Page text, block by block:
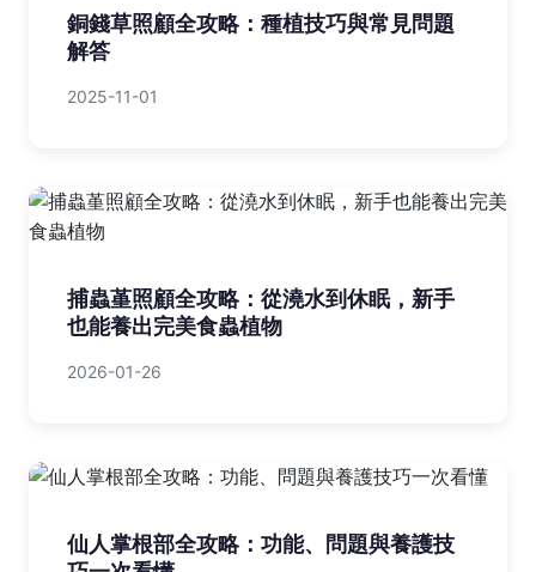
銅錢草照顧全攻略：種植技巧與常見問題
解答
2025-11-01
捕蟲堇照顧全攻略：從澆水到休眠，新手
也能養出完美食蟲植物
2026-01-26
仙人掌根部全攻略：功能、問題與養護技